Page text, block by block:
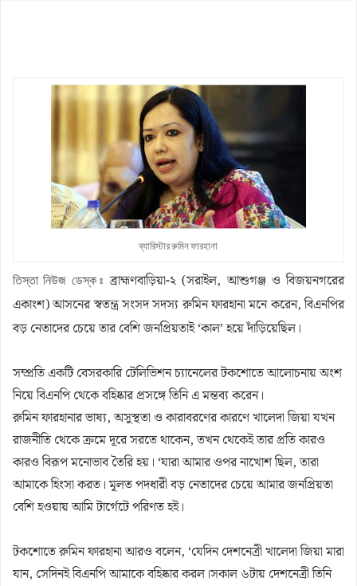
শাপলা চত্বর ‘গণহত্যা’ মামলায় লতিফ সিদ্দিকী গ্রেপ্তার
রাষ্ট্রপতি নির্বাচনে জামায়াত প্রার্থী দেবে কিনা, জানা গেল
পাটগ্রামে ফ্যামিলি কার্ডের তথ্য সংগ্রহকারী নিয়োগে অনিয়মের অভিযোগ,
ইউএনওকে অবরুদ্ধ
ব্যারিস্টার রুমিন ফারহানা
তিস্তা নিউজ ডেস্ক ঃব্রাহ্মণবাড়িয়া-২ (সরাইল, আশুগঞ্জ ও বিজয়নগরের
একাংশ) আসনের স্বতন্ত্র সংসদ সদস্য রুমিন ফারহানা মনে করেন, বিএনপির
বড় নেতাদের চেয়ে তার বেশি জনপ্রিয়তাই ‘কাল’ হয়ে দাঁড়িয়েছিল।
সম্প্রতি একটি বেসরকারি টেলিভিশন চ্যানেলের টকশোতে আলোচনায় অংশ
নিয়ে বিএনপি থেকে বহিষ্কার প্রসঙ্গে তিনি এ মন্তব্য করেন।
রুমিন ফারহানার ভাষ্য, অসুস্থতা ও কারাবরণের কারণে খালেদা জিয়া যখন
রাজনীতি থেকে ক্রমে দূরে সরতে থাকেন, তখন থেকেই তার প্রতি কারও
কারও বিরূপ মনোভাব তৈরি হয়। ‘যারা আমার ওপর নাখোশ ছিল, তারা
আমাকে হিংসা করত। মূলত পদধারী বড় নেতাদের চেয়ে আমার জনপ্রিয়তা
বেশি হওয়ায় আমি টার্গেটে পরিণত হই।
টকশোতে রুমিন ফারহানা আরও বলেন, ‘যেদিন দেশনেত্রী খালেদা জিয়া মারা
যান, সেদিনই বিএনপি আমাকে বহিষ্কার করল।সকাল ৬টায় দেশনেত্রী তিনি